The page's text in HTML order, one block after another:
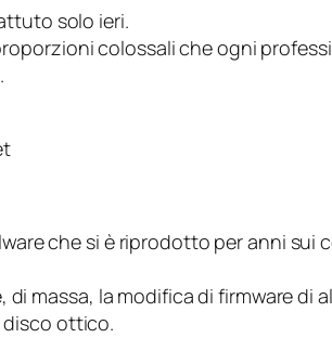
solo ieri.
colossali che ogni
che si è riprodotto per anni sui
massa, la modifica di firmware di
disco ottico.